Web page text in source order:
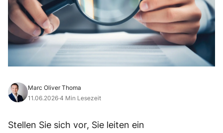
Marc Oliver Thoma
11.06.2026·4 Min Lesezeit
Stellen Sie sich vor, Sie leiten ein